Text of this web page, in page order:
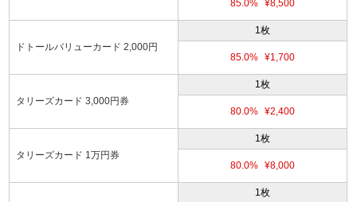
85.0% ¥8,500
ドトールバリューカード 2,000円
1枚
85.0% ¥1,700
タリーズカード 3,000円券
1枚
80.0% ¥2,400
タリーズカード 1万円券
1枚
80.0% ¥8,000
1枚